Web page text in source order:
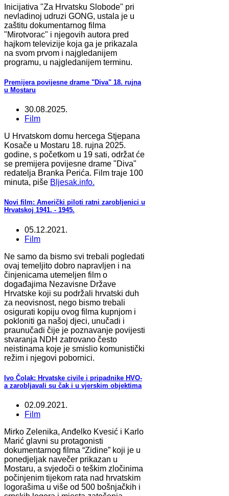
Inicijativa "Za Hrvatsku Slobode" pri
nevladinoj udruzi GONG, ustala je u
zaštitu dokumentarnog filma
"Mirotvorac" i njegovih autora pred
hajkom televizije koja ga je prikazala
na svom prvom i najgledanijem
programu, u najgledanijem terminu.
Premijera povijesne drame "Diva" 18. rujna
u Mostaru
30.08.2025.
Film
U Hrvatskom domu hercega Stjepana
Kosače u Mostaru 18. rujna 2025.
godine, s početkom u 19 sati, održat će
se premijera povijesne drame "Diva"
redatelja Branka Perića. Film traje 100
minuta, piše Bljesak.info.
Novi film: Američki piloti ratni zarobljenici u
Hrvatskoj 1941. - 1945.
05.12.2021.
Film
Ne samo da bismo svi trebali pogledati
ovaj temeljito dobro napravljen i na
činjenicama utemeljen film o
događajima Nezavisne Države
Hrvatske koji su podržali hrvatski duh
za neovisnost, nego bismo trebali
osigurati kopiju ovog filma kupnjom i
pokloniti ga našoj djeci, unučadi i
praunučadi čije je poznavanje povijesti
stvaranja NDH zatrovano često
neistinama koje je smislio komunistički
režim i njegovi pobornici.
Ivo Čolak: Hrvatske civile i pripadnike HVO-
a zarobljavali su čak i u vjerskim objektima
02.09.2021.
Film
Mirko Zelenika, Anđelko Kvesić i Karlo
Marić glavni su protagonisti
dokumentarnog filma “Zidine” koji je u
ponedjeljak navečer prikazan u
Mostaru, a svjedoči o teškim zločinima
počinjenim tijekom rata nad hrvatskim
logorašima u više od 500 bošnjačkih i